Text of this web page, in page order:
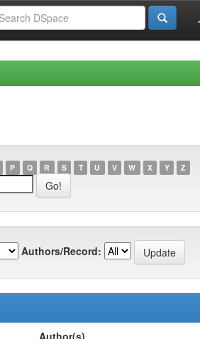
P Q R S T U V W X Y Z
Authors/Record:
Author(s)